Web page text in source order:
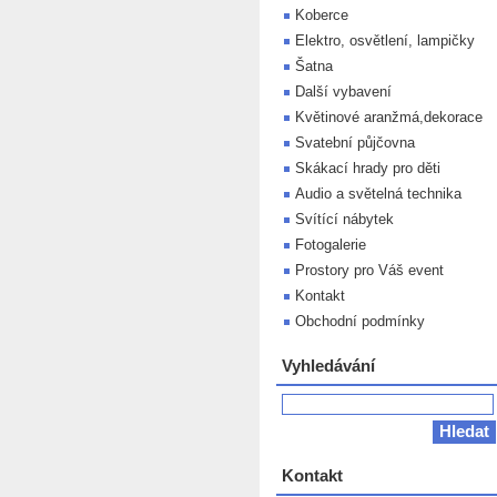
Koberce
Elektro, osvětlení, lampičky
Šatna
Další vybavení
Květinové aranžmá,dekorace
Svatební půjčovna
Skákací hrady pro děti
Audio a světelná technika
Svítící nábytek
Fotogalerie
Prostory pro Váš event
Kontakt
Obchodní podmínky
Vyhledávání
Kontakt